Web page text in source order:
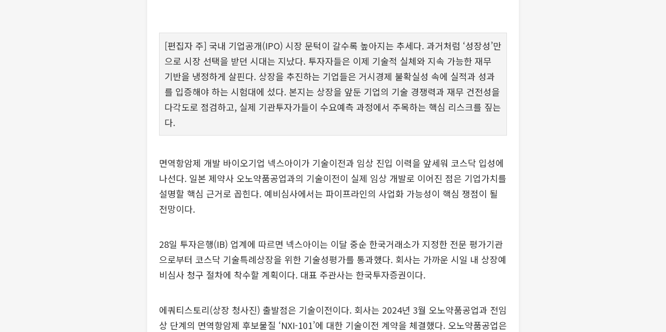
[편집자 주] 국내 기업공개(IPO) 시장 문턱이 갈수록 높아지는 추세다. 과거처럼 ‘성장성’만
으로 시장 선택을 받던 시대는 지났다. 투자자들은 이제 기술적 실체와 지속 가능한 재무
기반을 냉정하게 살핀다. 상장을 추진하는 기업들은 거시경제 불확실성 속에 실적과 성과
를 입증해야 하는 시험대에 섰다. 본지는 상장을 앞둔 기업의 기술 경쟁력과 재무 건전성을
다각도로 점검하고, 실제 기관투자가들이 수요예측 과정에서 주목하는 핵심 리스크를 짚는
다.
면역항암제 개발 바이오기업 넥스아이가 기술이전과 임상 진입 이력을 앞세워 코스닥 입성에
나선다. 일본 제약사 오노약품공업과의 기술이전이 실제 임상 개발로 이어진 점은 기업가치를
설명할 핵심 근거로 꼽힌다. 예비심사에서는 파이프라인의 사업화 가능성이 핵심 쟁점이 될
전망이다.
28일 투자은행(IB) 업계에 따르면 넥스아이는 이달 중순 한국거래소가 지정한 전문 평가기관
으로부터 코스닥 기술특례상장을 위한 기술성평가를 통과했다. 회사는 가까운 시일 내 상장예
비심사 청구 절차에 착수할 계획이다. 대표 주관사는 한국투자증권이다.
에쿼티스토리(상장 청사진) 출발점은 기술이전이다. 회사는 2024년 3월 오노약품공업과 전임
상 단계의 면역항암제 후보물질 ‘NXI-101’에 대한 기술이전 계약을 체결했다. 오노약품공업은